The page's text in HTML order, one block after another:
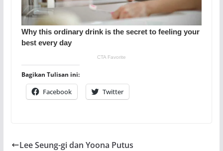
Bagikan Tulisan ini:
Facebook Twitter
Lee Seung-gi dan Yoona Putus